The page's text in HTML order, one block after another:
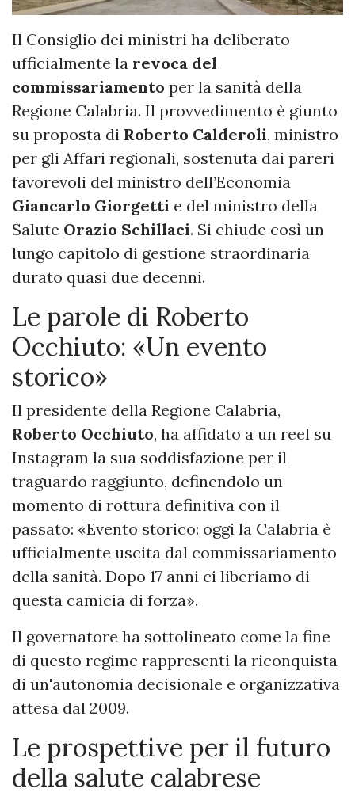
Il Consiglio dei ministri ha deliberato
ufficialmente la revoca del
commissariamento per la sanità della
Regione Calabria. Il provvedimento è giunto
su proposta di Roberto Calderoli, ministro
per gli Affari regionali, sostenuta dai pareri
favorevoli del ministro dell’Economia
Giancarlo Giorgetti e del ministro della
Salute Orazio Schillaci. Si chiude così un
lungo capitolo di gestione straordinaria
durato quasi due decenni.
​Le parole di Roberto
Occhiuto: «Un evento
storico»
​Il presidente della Regione Calabria,
Roberto Occhiuto, ha affidato a un reel su
Instagram la sua soddisfazione per il
traguardo raggiunto, definendolo un
momento di rottura definitiva con il
passato: «Evento storico: oggi la Calabria è
ufficialmente uscita dal commissariamento
della sanità. Dopo 17 anni ci liberiamo di
questa camicia di forza».
​Il governatore ha sottolineato come la fine
di questo regime rappresenti la riconquista
di un'autonomia decisionale e organizzativa
attesa dal 2009.
​Le prospettive per il futuro
della salute calabrese